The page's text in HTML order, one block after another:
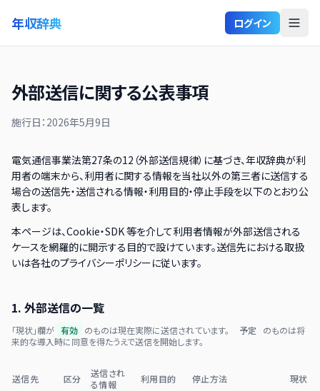
年収辞典 ログイン
外部送信に関する公表事項
施行日： 2026年5月9日
電気通信事業法第27条の12（外部送信規律）に基づき、年収辞典が利
用者の端末から、利用者に関する情報を当社以外の第三者に送信する
場合の送信先・送信される情報・利用目的・停止手段を以下のとおり公
表します。
本ページは、Cookie・SDK 等を介して利用者情報が外部送信される
ケースを網羅的に開示する目的で設けています。送信先における取扱
いは各社のプライバシーポリシーに従います。
1. 外部送信の一覧
「現状」欄が 有効 のものは現在実際に送信されています。 予定
のものは将
来的な導入時に同意を得たうえで送信を開始します。
送信先 区分
送信され
る情報
利用目的 停止方法 現状